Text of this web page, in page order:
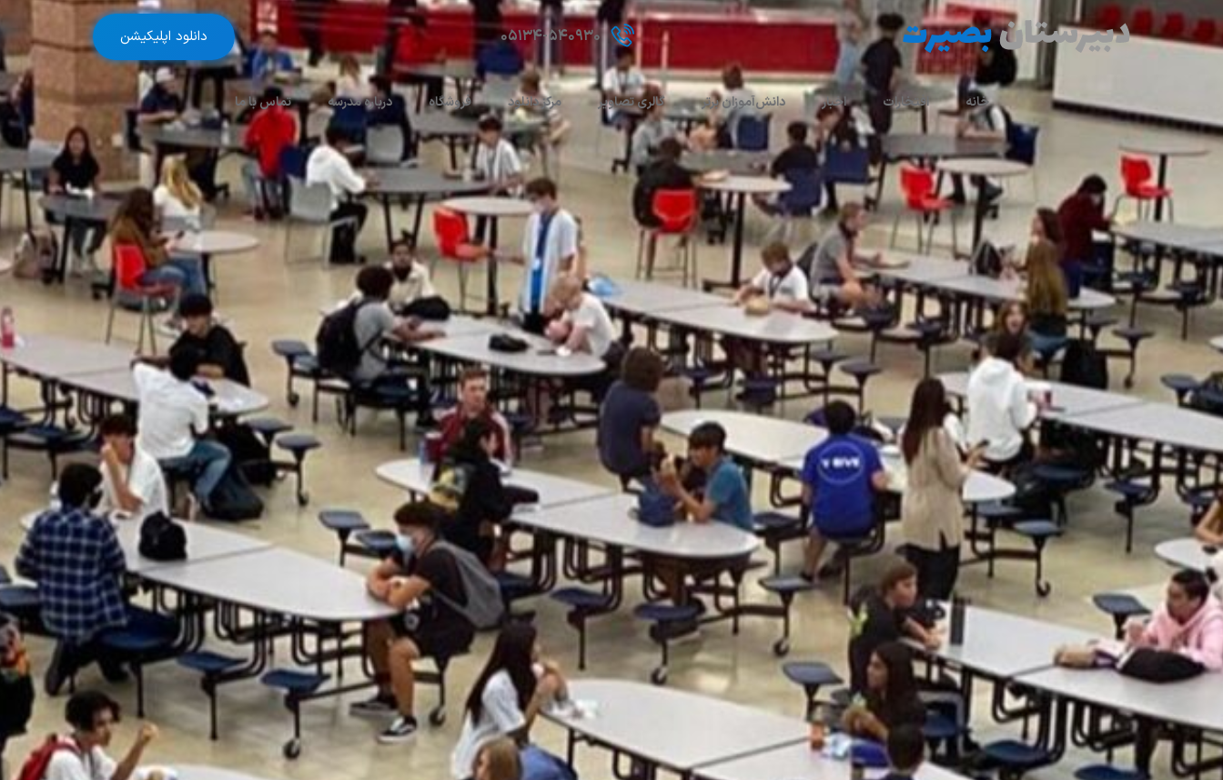
۰۵۱۳۴-۵۴۰۹۳۰ دانلود اپلیکیشن
خانه افتخارات اخبار دانش‌آموزان برتر گالری تصاویر مرکز دانلود فروشگاه درباره مدرسه تماس با ما